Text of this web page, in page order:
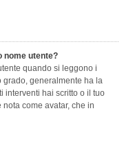
nome utente?
quando si leggono i
grado, generalmente ha la
interventi hai scritto o il tuo
come avatar, che in